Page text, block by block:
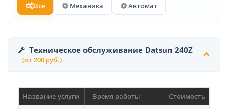
Все
Механика Автомат
Техническое обслуживание Datsun 240Z
(от 200 руб.)
Название услуги Время работы Стоимость